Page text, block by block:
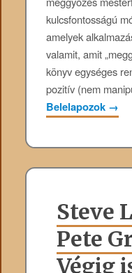
kulcsfontosságú
amelyek
valamit, amit
könyv egységes
pozitív (nem
Belelapozok →
Steve
Pete
Végig